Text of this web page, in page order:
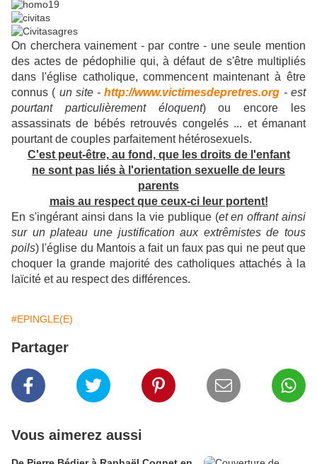
On cherchera vainement - par contre - une seule mention
des actes de pédophilie qui, à défaut de s'être multipliés
dans l'église catholique, commencent maintenant à être
connus ( un site -http://www.victimesdepretres.org - est
pourtant particulièrement éloquent) ou encore les
assassinats de bébés retrouvés congelés ... et émanant
pourtant de couples parfaitement hétérosexuels.
C'est peut-être, au fond, que les droits de l'enfant
ne sont pas liés à l'orientation sexuelle de leurs
parents
mais au respect que ceux-ci leur portent!
En s'ingérant ainsi dans la vie publique (et en offrant ainsi
sur un plateau une justification aux extrêmistes de tous
poils) l'église du Mantois a fait un faux pas qui ne peut que
choquer la grande majorité des catholiques attachés à la
laïcité et au respect des différences.
#EPINGLE(E)
Partager
Vous aimerez aussi